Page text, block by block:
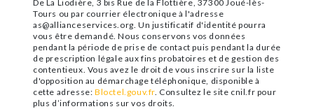
De La Liodière, 3 bis Rue de la Flottière, 37300 Joué-lès-
Tours ou par courrier électronique à l'adresse
as@allianceservices.org. Un justificatif d'identité pourra
vous être demandé. Nous conservons vos données
pendant la période de prise de contact puis pendant la durée
de prescription légale aux fins probatoires et de gestion des
contentieux. Vous avez le droit de vous inscrire sur la liste
d'opposition au démarchage téléphonique, disponible à
cette adresse: Bloctel.gouv.fr . Consultez le site cnil.fr pour
plus d’informations sur vos droits.